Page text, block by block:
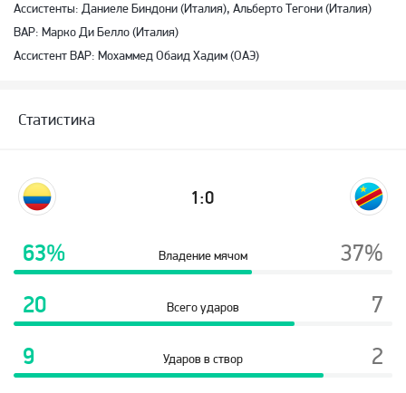
Ассистенты: Даниеле Биндони (Италия), Альберто Тегони (Италия)
ВАР: Марко Ди Белло (Италия)
Ассистент ВАР: Мохаммед Обаид Хадим (ОАЭ)
Статистика
1:0
63% Владение мячом
37%
20
Всего ударов
7
9
Ударов в створ
2